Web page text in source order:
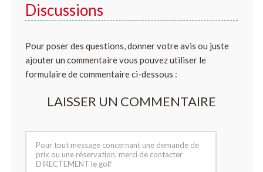
Discussions
Pour poser des questions, donner votre avis ou juste
ajouter un commentaire vous pouvez utiliser le
formulaire de commentaire ci-dessous :
LAISSER UN COMMENTAIRE